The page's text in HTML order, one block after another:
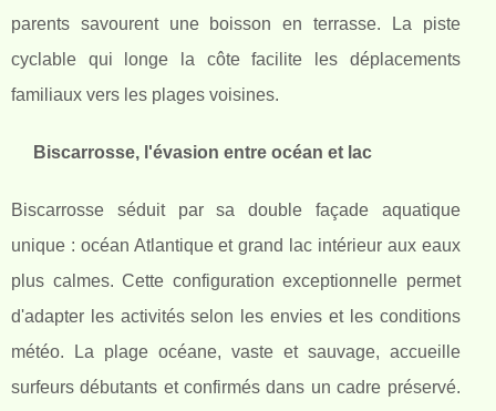
parents savourent une boisson en terrasse. La piste
cyclable qui longe la côte facilite les déplacements
familiaux vers les plages voisines.
Biscarrosse, l'évasion entre océan et lac
Biscarrosse séduit par sa double façade aquatique
unique : océan Atlantique et grand lac intérieur aux eaux
plus calmes. Cette configuration exceptionnelle permet
d'adapter les activités selon les envies et les conditions
météo. La plage océane, vaste et sauvage, accueille
surfeurs débutants et confirmés dans un cadre préservé.